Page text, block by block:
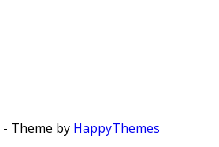
- Theme by HappyThemes